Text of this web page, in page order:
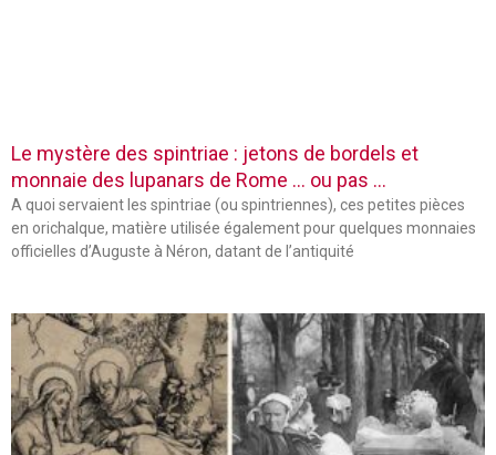
Le mystère des spintriae : jetons de bordels et
monnaie des lupanars de Rome … ou pas …
A quoi servaient les spintriae (ou spintriennes), ces petites pièces
en orichalque, matière utilisée également pour quelques monnaies
officielles d’Auguste à Néron, datant de l’antiquité